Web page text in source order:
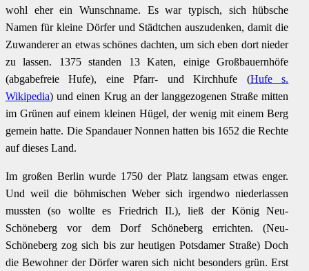
wohl eher ein Wunschname. Es war typisch, sich hübsche
Namen für kleine Dörfer und Städtchen auszudenken, damit die
Zuwanderer an etwas schönes dachten, um sich eben dort nieder
zu lassen. 1375 standen 13 Katen, einige Großbauernhöfe
(abgabefreie Hufe), eine Pfarr- und Kirchhufe (Hufe s.
Wikipedia) und einen Krug an der langgezogenen Straße mitten
im Grünen auf einem kleinen Hügel, der wenig mit einem Berg
gemein hatte. Die Spandauer Nonnen hatten bis 1652 die Rechte
auf dieses Land.
Im großen Berlin wurde 1750 der Platz langsam etwas enger.
Und weil die böhmischen Weber sich irgendwo niederlassen
mussten (so wollte es Friedrich II.), ließ der König Neu-
Schöneberg vor dem Dorf Schöneberg errichten. (Neu-
Schöneberg zog sich bis zur heutigen Potsdamer Straße) Doch
die Bewohner der Dörfer waren sich nicht besonders grün. Erst